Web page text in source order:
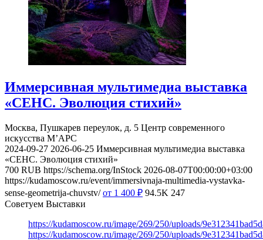
Иммерсивная мультимедиа выставка
«СЕНС. Эволюция стихий»
Москва, Пушкарев переулок, д. 5 Центр современного
искусства М’АРС
2024-09-27 2026-06-25 Иммерсивная мультимедиа выставка
«СЕНС. Эволюция стихий»
700 RUB https://schema.org/InStock 2026-08-07T00:00:00+03:00
https://kudamoscow.ru/event/immersivnaja-multimedia-vystavka-
sense-geometrija-chuvstv/ от 1 400 ₽ 94.5K 247
Советуем Выставки
https://kudamoscow.ru/image/269/250/uploads/
https://kudamoscow.ru/image/269/250/uploads/